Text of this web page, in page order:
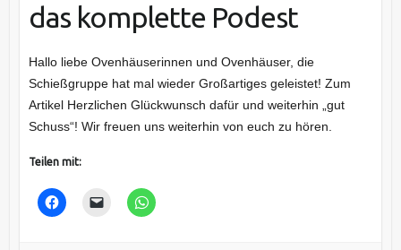
das komplette Podest
Hallo liebe Ovenhäuserinnen und Ovenhäuser, die
Schießgruppe hat mal wieder Großartiges geleistet! Zum
Artikel Herzlichen Glückwunsch dafür und weiterhin „gut
Schuss“! Wir freuen uns weiterhin von euch zu hören.
Teilen mit: